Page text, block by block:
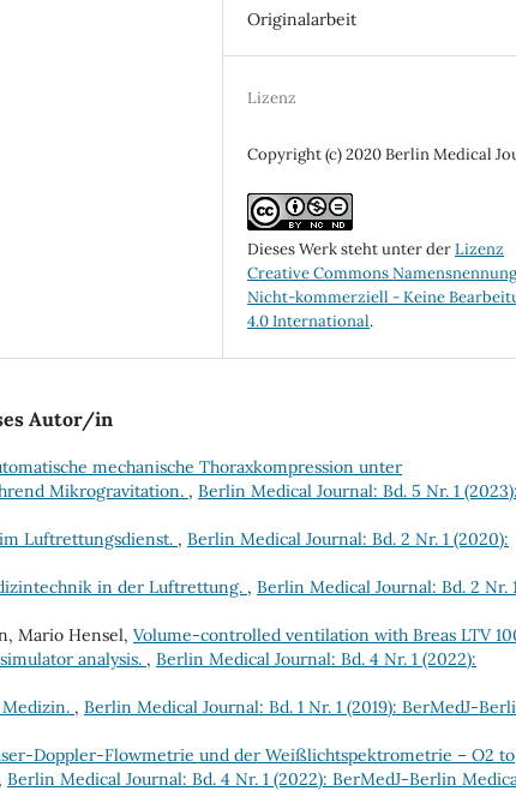
Originalarbeit
Lizenz
Copyright (c) 2020 Berlin Medical
Dieses Werk steht unter derLizenz
Creative Commons
Nicht-kommerziell - Keine
4.0 International.
Autor/in
mechanische Thoraxkompression unter
Mikrogravitation. , Berlin Medical Journal: Bd. 5 Nr. 1 (2023):
Luftrettungsdienst. , Berlin Medical Journal: Bd. 2 Nr. 1 (2020):
in der Luftrettung. , Berlin Medical Journal: Bd. 2 Nr.
Mario Hensel, Volume-controlled ventilation with Breas LTV
analysis. , Berlin Medical Journal: Bd. 4 Nr. 1 (2022):
, Berlin Medical Journal: Bd. 1 Nr. 1 (2019): BerMedJ-
Doppler-Flowmetrie und der Weißlichtspektrometrie – O2 to
, Berlin Medical Journal: Bd. 4 Nr. 1 (2022): BerMedJ-Berlin